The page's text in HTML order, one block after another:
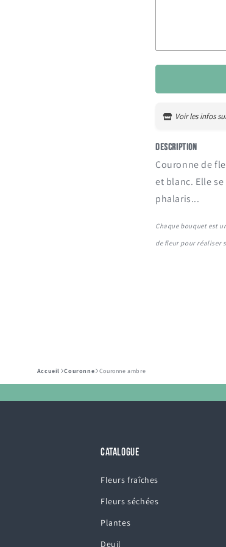
Saint-valentin
Anniversaire de
Fêtes des
Pour faire
Voir les infos
Description
Couronne de
et blanc. Elle
phalaris...
Chaque bouquet est
de fleur pour réaliser
Accueil Couronne Couronne ambre
CATALOGUE
Fleurs fraîches
Fleurs séchées
Plantes
Deuil